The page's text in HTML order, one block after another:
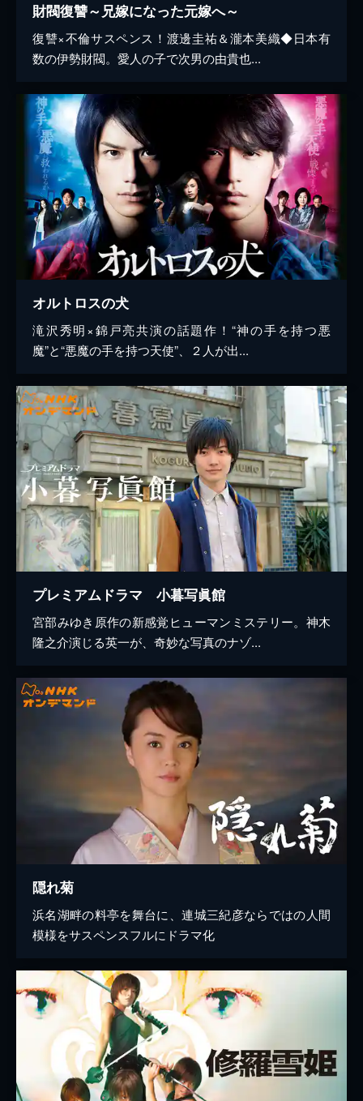
財閥復讐～兄嫁になった元嫁へ～
復讐×不倫サスペンス！渡邊圭祐＆瀧本美織◆日本有
数の伊勢財閥。愛人の子で次男の由貴也...
オルトロスの犬
滝沢秀明×錦戸亮共演の話題作！“神の手を持つ悪
魔”と“悪魔の手を持つ天使”、２人が出...
プレミアムドラマ 小暮写眞館
宮部みゆき原作の新感覚ヒューマンミステリー。神木
隆之介演じる英一が、奇妙な写真のナゾ...
隠れ菊
浜名湖畔の料亭を舞台に、連城三紀彦ならではの人間
模様をサスペンスフルにドラマ化